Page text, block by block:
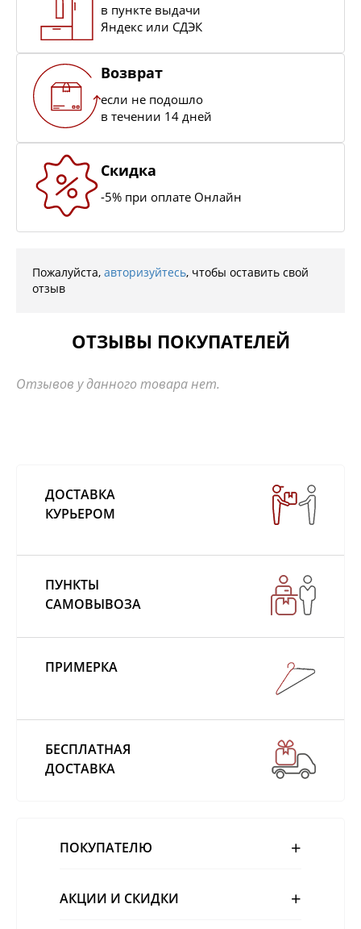
в пункте выдачи
Яндекс или СДЭК
Возврат
если не подошло
в течении 14 дней
Скидка
-5% при оплате Онлайн
Пожалуйста, авторизуйтесь, чтобы оставить свой
отзыв
ОТЗЫВЫ ПОКУПАТЕЛЕЙ
Отзывов у данного товара нет.
ДОСТАВКА
КУРЬЕРОМ
ПУНКТЫ
САМОВЫВОЗА
ПРИМЕРКА
БЕСПЛАТНАЯ
ДОСТАВКА
ПОКУПАТЕЛЮ
АКЦИИ И СКИДКИ